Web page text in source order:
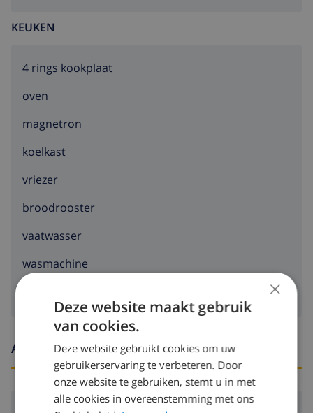
KEUKEN
4 rings kookplaat
oven
magnetron
koelkast
vriezer
broodrooster
vaatwasser
wasmachine
Aankomst- en vertrektijden
Aankomst: Vanaf 16:00 voor 20:00
×
Deze website maakt gebruik
van cookies.
Deze website gebruikt cookies om uw
gebruikerservaring te verbeteren. Door
onze website te gebruiken, stemt u in met
alle cookies in overeenstemming met ons